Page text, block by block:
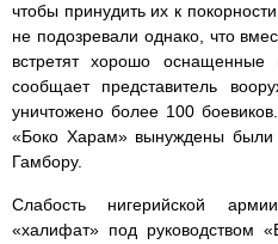
чтобы принудить их к
не подозревали однако, что
встретят хорошо оснащенные
сообщает представитель
уничтожено более 100
«Боко Харам» вынуждены были
Гамбору.
Слабость нигерийской
«халифат» под руководством